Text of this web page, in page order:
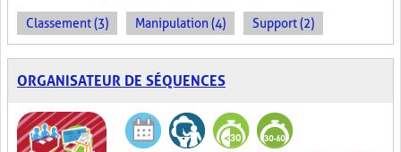
Classement (3) Manipulation (4) Support (2)
ORGANISATEUR DE SÉQUENCES